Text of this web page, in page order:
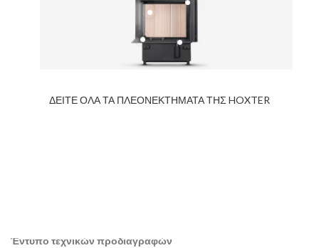
ΔΕΙΤΕ ΟΛΑ ΤΑ ΠΛΕΟΝΕΚΤΗΜΑΤΑ ΤΗΣ HOXTER
Έντυπο τεχνικών προδιαγραφών